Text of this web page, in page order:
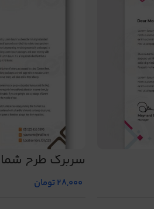
سربرگ طرح شماره
28,000تومان